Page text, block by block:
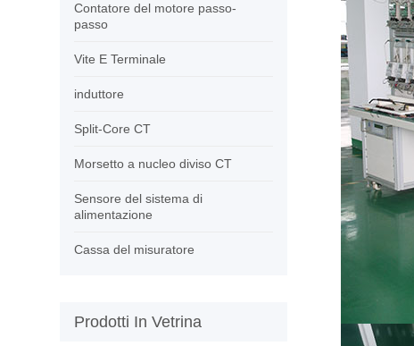
Contatore del motore passo-
passo
Vite E Terminale
induttore
Split-Core CT
Morsetto a nucleo diviso CT
Sensore del sistema di
alimentazione
Cassa del misuratore
Prodotti In Vetrina